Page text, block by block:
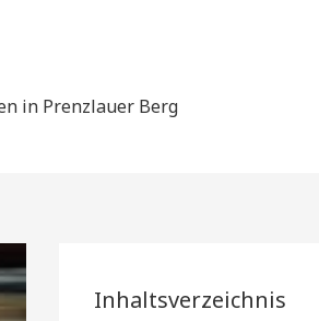
in Prenzlauer Berg
Inhaltsverzeichnis